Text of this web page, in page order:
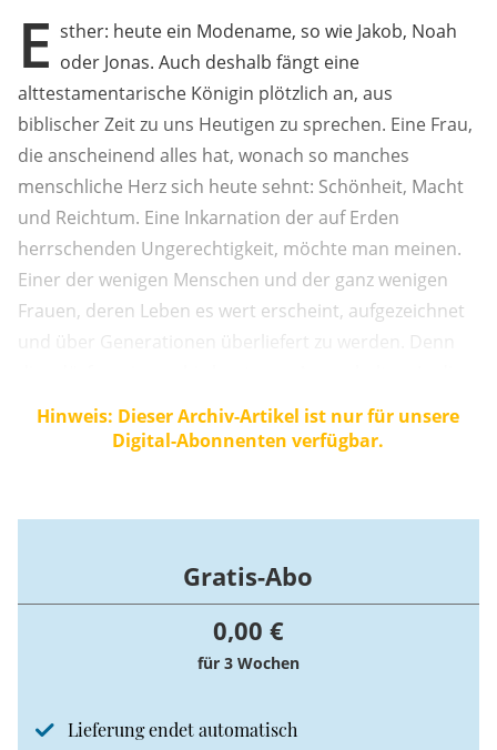
E sther: heute ein Modename, so wie Jakob, Noah
oder Jonas. Auch deshalb fängt eine
alttestamentarische Königin plötzlich an, aus
biblischer Zeit zu uns Heutigen zu sprechen. Eine Frau,
die anscheinend alles hat, wonach so manches
menschliche Herz sich heute sehnt: Schönheit, Macht
und Reichtum. Eine Inkarnation der auf Erden
herrschenden Ungerechtigkeit, möchte man meinen.
Einer der wenigen Menschen und der ganz wenigen
Frauen, deren Leben es wert erscheint, aufgezeichnet
und über Generationen überliefert zu werden. Denn
Spalten der Geschichtsbücher schaffen es nur sehr,
sehr wenige, während das Gros der Menschheit unter
Hinweis: Dieser Archiv-Artikel ist nur für unsere
Digital-Abonnenten verfügbar.
Gratis-Abo
0,00 €
für 3 Wochen
Lieferung endet automatisch